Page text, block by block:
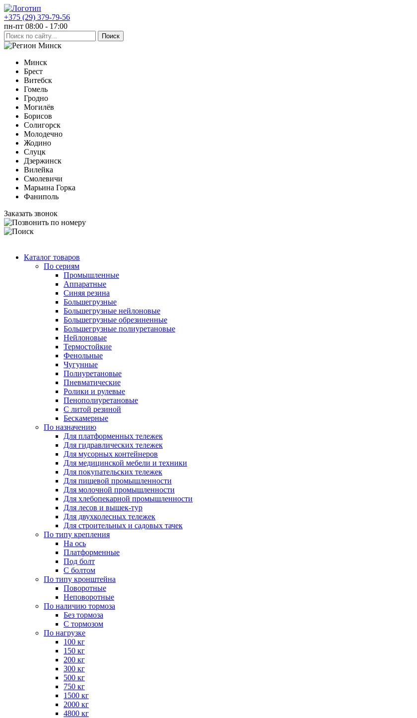
+375 (29) 379-79-56
пн-пт 08:00 - 17:00
Минск
Минск
Брест
Витебск
Гомель
Гродно
Могилёв
Борисов
Солигорск
Молодечно
Жодино
Слуцк
Дзержинск
Вилейка
Смолевичи
Марьина Горка
Фаниполь
Заказать звонок
Каталог товаров
По сериям
Промышленные
Аппаратные
Синяя резина
Большегрузные
Большегрузные нейлоновые
Большегрузные обрезиненные
Большегрузные полиуретановые
Нейлоновые
Термостойкие
Фенольные
Чугунные
Полиуретановые
Пневматические
Ролики и рулевые
Пенополиуретановые
С литой резиной
Бескамерные
По назначению
Для платформенных тележек
Для гидравлических тележек
Для мусорных контейнеров
Для медицинской мебели и техники
Для покупательских тележек
Для пищевой промышленности
Для молочной промышленности
Для хлебопекарной промышленности
Для лесов и вышек-тур
Для двухколесных тележек
Для строительных и садовых тачек
По типу крепления
На ось
Платформенные
Под болт
С болтом
По типу кронштейна
Поворотные
Неповоротные
По наличию тормоза
Без тормоза
С тормозом
По нагрузке
100 кг
150 кг
200 кг
300 кг
500 кг
750 кг
1500 кг
2000 кг
4800 кг